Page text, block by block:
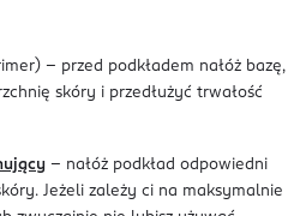
- przed podkładem nałóż bazę,
skóry i przedłużyć trwałość
- nałóż podkład odpowiedni
Jeżeli zależy ci na maksymalnie